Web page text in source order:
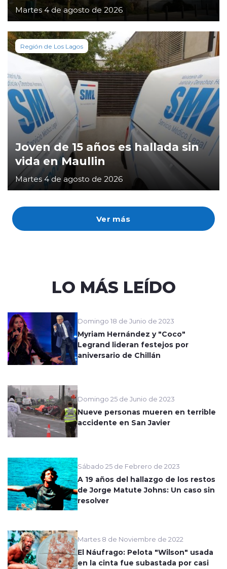
Ver más
Martes 4 de agosto de 2026
Región de Los Lagos
Joven de 15 años es hallada sin
vida en Maullin
Martes 4 de agosto de 2026
LO MÁS LEÍDO
Domingo 18 de Junio de 2023
Myriam Hernández y "Coco"
Legrand lideran festejos por
aniversario de Chillán
Domingo 25 de Junio de 2023
Nueve personas mueren en terrible
accidente en San Javier
Sábado 25 de Febrero de 2023
A 19 años del hallazgo de los restos
de Jorge Matute Johns: Un caso sin
resolver
Martes 8 de Noviembre de 2022
El Náufrago: Pelota "Wilson" usada
en la cinta fue subastada por casi